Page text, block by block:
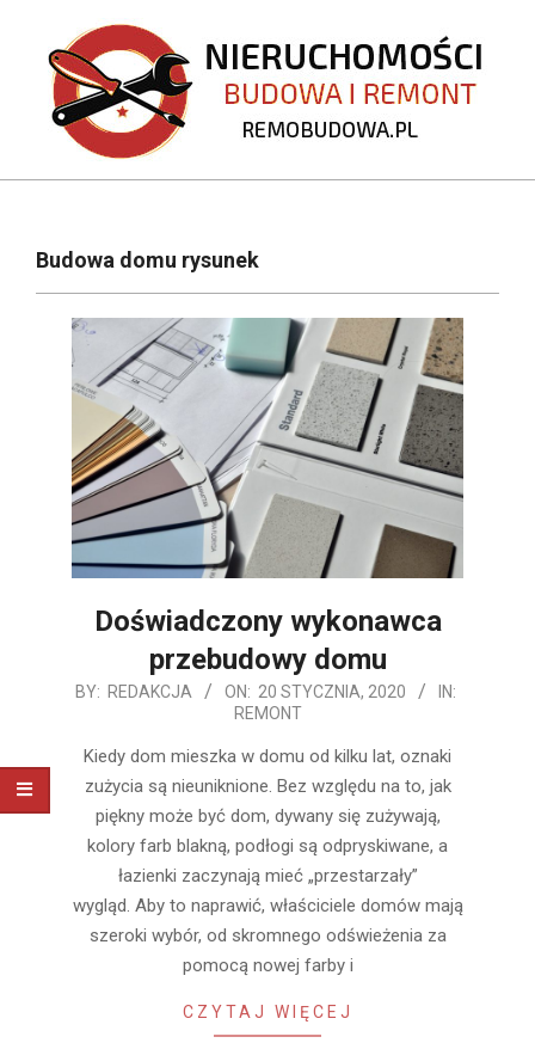
content
REMOBUDOWA.PL
NavigationBudowa domu rysunek
Doświadczony wykonawca
przebudowy domu
2020-
20
BY: REDAKCJA ON: 20 STYCZNIA, 2020
IN:
REMONT
Kiedy dom mieszka w domu od kilku lat, oznaki
zużycia są nieuniknione. Bez względu na to, jak
piękny może być dom, dywany się zużywają,
kolory farb blakną, podłogi są odpryskiwane, a
łazienki zaczynają mieć „przestarzały”
wygląd. Aby to naprawić, właściciele domów mają
szeroki wybór, od skromnego odświeżenia za
pomocą nowej farby i
CZYTAJ WIĘCEJ